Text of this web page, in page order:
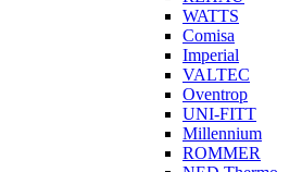
WATTS
Comisa
Imperial
VALTEC
Oventrop
UNI-FITT
Millennium
ROMMER